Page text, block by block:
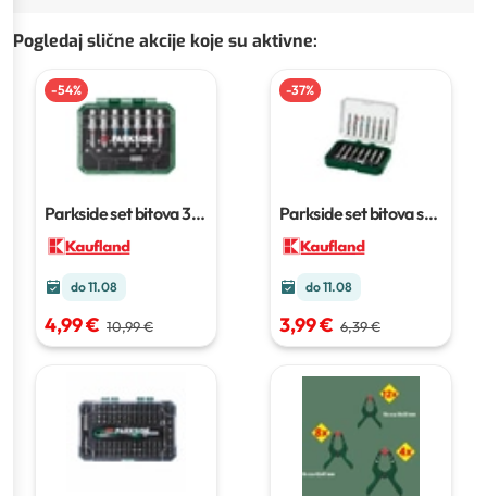
Pogledaj slične akcije koje su aktivne:
-54%
Parkside set bitova32
do 11.08
4,99 € 10,99 €
-37%
Parkside set bitova s
do 11.08
3,99 € 6,39 €